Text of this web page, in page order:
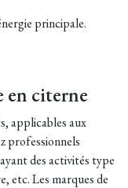
principale.
en citerne
applicables aux
professionnels
des activités type
etc. Les marques de